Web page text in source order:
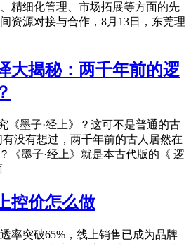
精细化管理、市场拓展等方面的先
资源对接与合作，8月13日，东莞理
大揭秘：两千年前的逻
《墨子·经上》？这可不是普通的古
没有想过，两千年前的古人居然在
《墨子·经上》就是本古代版的《 逻
控价怎么做
率突破65%，线上销售已成为品牌